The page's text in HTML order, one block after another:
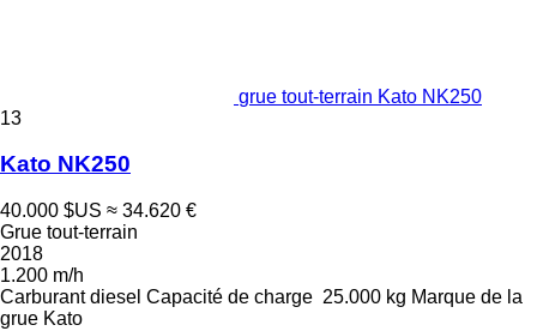
grue tout-terrain Kato NK250
13
Kato NK250
40.000 $US ≈ 34.620 €
Grue tout-terrain
2018
1.200 m/h
Carburant diesel Capacité de charge 25.000 kg Marque de la
grue Kato